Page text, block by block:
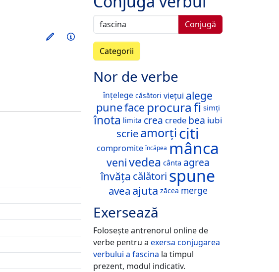
Exersează acest verb
Informații
Conjugă
Categorii
Nor de verbe
înțelege căsători viețui alege
puneface procurafi simți
înota limita crea crede bea iubi
scrieamorțiciti
compromite încăpea mânca
venivedea cânta agrea
învăța călători spune
avea ajuta zăcea merge
Exersează
Folosește antrenorul online de
verbe pentru a exersa conjugarea
verbului a fascina la timpul
prezent, modul indicativ.